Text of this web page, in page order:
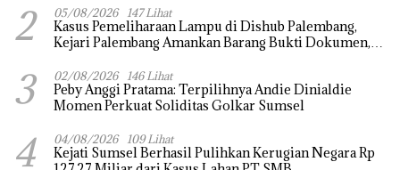
2 05/08/2026 147 Lihat
Kasus Pemeliharaan Lampu di Dishub Palembang,
Kejari Palembang Amankan Barang Bukti Dokumen,
3 02/08/2026 146 Lihat
Peby Anggi Pratama: Terpilihnya Andie Dinialdie
Momen Perkuat Soliditas Golkar Sumsel
4 04/08/2026 109 Lihat
Kejati Sumsel Berhasil Pulihkan Kerugian Negara Rp